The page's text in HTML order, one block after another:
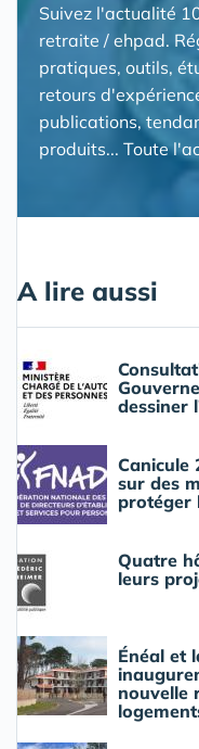
Suivez l'actualité
retraite / ehpad.
pratiques, outils,
retours
publications,
produits... Toute
A lire aussi
dessiner
Canicule
sur des
protéger
Quatre
leurs
Énéal et
nouvelle